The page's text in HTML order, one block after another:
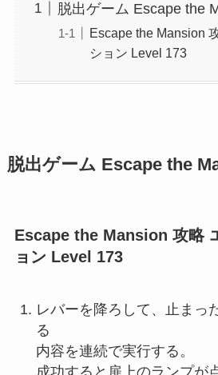
脱出ゲーム Escape the
Escape the Mansion
ション Level 173
脱出ゲーム Escape the
Escape the Mansion 攻略
ョン Level 173
レバーを降ろして、止まっ
る
内容を連続で実行する。
成功すると扉上のランプが